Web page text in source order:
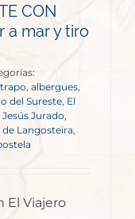
CON
a mar y tiro
albergues,
del Sureste, El
Jesús Jurado
de Langosteira
El Viajero